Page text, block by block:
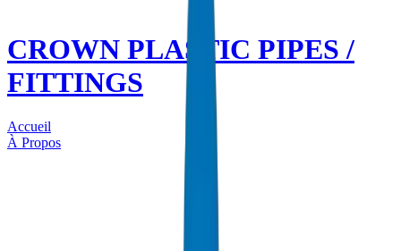
CROWN PLASTIC PIPES /
FITTINGS
Accueil
À Propos